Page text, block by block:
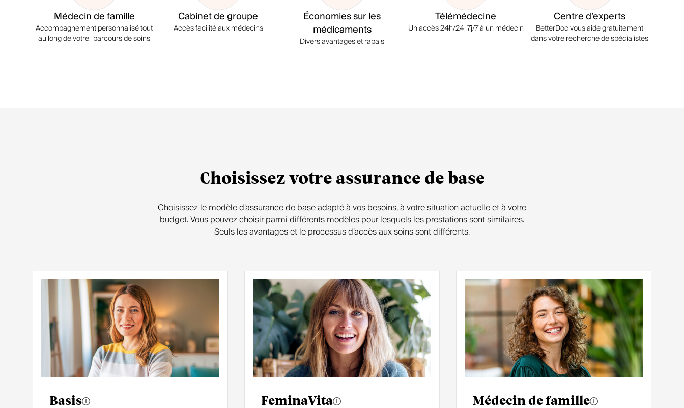
Médecin de famille
Accompagnement personnalisé tout
au long de votre parcours de soins
Cabinet de groupe
Accès facilité aux médecins
Économies sur les
médicaments
Divers avantages et rabais
Télémédecine
Un accès 24h/24, 7j/7 à un médecin
Centre d’experts
BetterDoc vous aide gratuitement
dans votre recherche de spécialistes
Choisissez votre assurance de base
Choisissez le modèle d’assurance de base adapté à vos besoins, à votre situation actuelle et à votre
budget. Vous pouvez choisir parmi différents modèles pour lesquels les prestations sont similaires.
Seuls les avantages et le processus d’accès aux soins sont différents.
Basis
FeminaVita
Médecin de famille